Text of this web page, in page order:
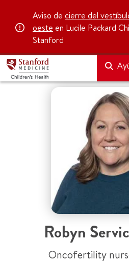
Aviso de cierre del
oeste en Lucile Packard
Stanford
Robyn
Oncofertility